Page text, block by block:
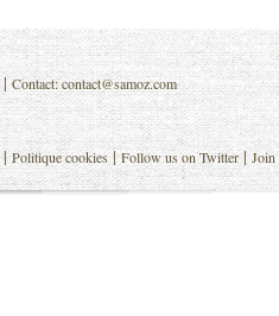
|Contact:contact@samoz.com
|Politique cookies |Follow us on Twitter |Join